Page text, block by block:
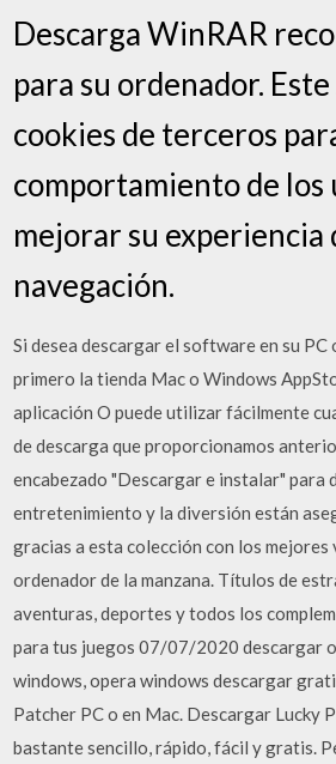
Descarga WinRAR
para su ordenador.
cookies de terceros
comportamiento de los
mejorar su experiencia
navegación.
Si desea descargar el software en su
primero la tienda Mac o Windows
aplicación O puede utilizar fácilmente
de descarga que proporcionamos
encabezado "Descargar e instalar" para
entretenimiento y la diversión están
gracias a esta colección con los
ordenador de la manzana. Títulos de
aventuras, deportes y todos los
para tus juegos 07/07/2020 descargar
windows, opera windows descargar
Patcher PC o en Mac. Descargar Lucky
bastante sencillo, rápido, fácil y gratis.